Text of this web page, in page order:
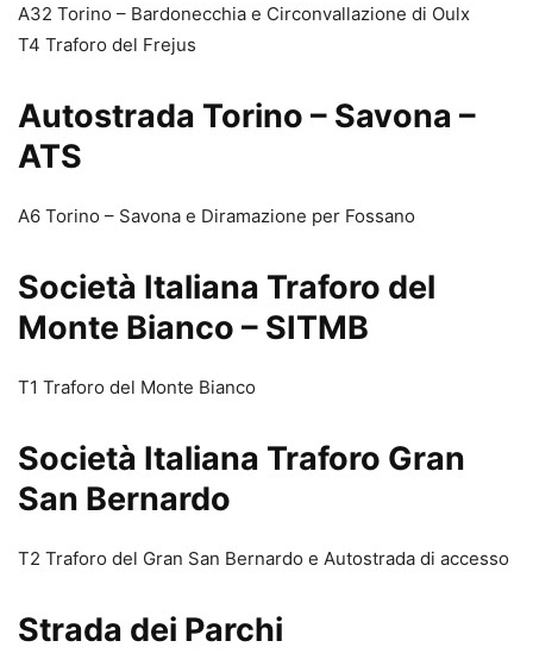
A32 Torino – Bardonecchia e Circonvallazione di Oulx
T4 Traforo del Frejus
Autostrada Torino – Savona –
ATS
A6 Torino – Savona e Diramazione per Fossano
Società Italiana Traforo del
Monte Bianco – SITMB
T1 Traforo del Monte Bianco
Società Italiana Traforo Gran
San Bernardo
T2 Traforo del Gran San Bernardo e Autostrada di accesso
Strada dei Parchi